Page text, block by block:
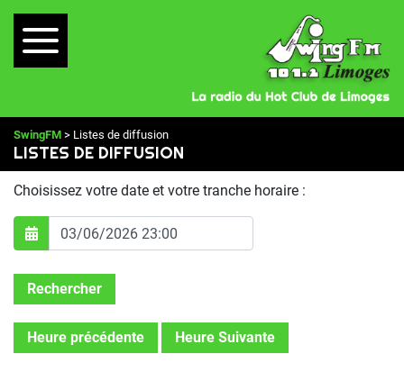
SwingFM > Listes de diffusion
LISTES DE DIFFUSION
Choisissez votre date et votre tranche horaire :
Rechercher
Heure précédente Heure Suivante